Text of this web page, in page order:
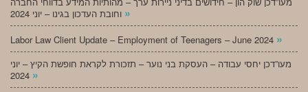
»
Labor Law Client Update – Employment of Teenagers – June 2024 »
מעו”דכן יחסי עבודה – העסקת בני נוער – תזכורת לקראת חופשת הקיץ – יוני
»